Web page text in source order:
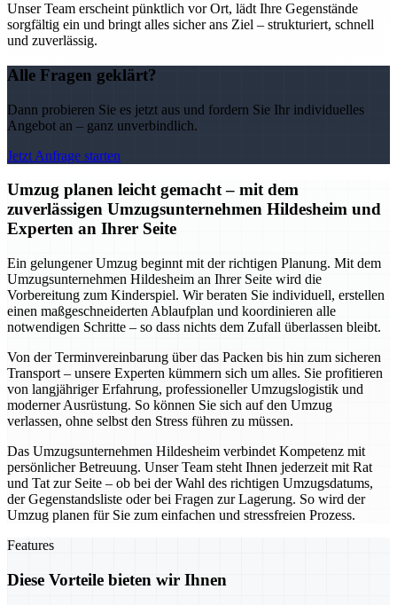
Unser Team erscheint pünktlich vor Ort, lädt Ihre Gegenstände
sorgfältig ein und bringt alles sicher ans Ziel – strukturiert, schnell
und zuverlässig.
Alle Fragen geklärt?
Dann probieren Sie es jetzt aus und fordern Sie Ihr individuelles
Angebot an – ganz unverbindlich.
Jetzt Anfrage starten
Umzug planen leicht gemacht – mit dem
zuverlässigen Umzugsunternehmen Hildesheim und
Experten an Ihrer Seite
Ein gelungener Umzug beginnt mit der richtigen Planung. Mit dem
Umzugsunternehmen Hildesheim an Ihrer Seite wird die
Vorbereitung zum Kinderspiel. Wir beraten Sie individuell, erstellen
einen maßgeschneiderten Ablaufplan und koordinieren alle
notwendigen Schritte – so dass nichts dem Zufall überlassen bleibt.
Von der Terminvereinbarung über das Packen bis hin zum sicheren
Transport – unsere Experten kümmern sich um alles. Sie profitieren
von langjähriger Erfahrung, professioneller Umzugslogistik und
moderner Ausrüstung. So können Sie sich auf den Umzug
verlassen, ohne selbst den Stress führen zu müssen.
Das Umzugsunternehmen Hildesheim verbindet Kompetenz mit
persönlicher Betreuung. Unser Team steht Ihnen jederzeit mit Rat
und Tat zur Seite – ob bei der Wahl des richtigen Umzugsdatums,
der Gegenstandsliste oder bei Fragen zur Lagerung. So wird der
Umzug planen für Sie zum einfachen und stressfreien Prozess.
Features
Diese Vorteile bieten wir Ihnen